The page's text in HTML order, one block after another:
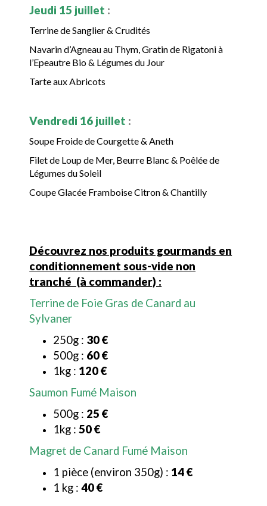
Jeudi 15 juillet :
Terrine de Sanglier & Crudités
Navarin d’Agneau au Thym, Gratin de Rigatoni à
l’Epeautre Bio & Légumes du Jour
Tarte aux Abricots
Vendredi 16 juillet :
Soupe Froide de Courgette & Aneth
Filet de Loup de Mer, Beurre Blanc & Poêlée de
Légumes du Soleil
Coupe Glacée Framboise Citron & Chantilly
Découvrez nos produits gourmands en
conditionnement sous-vide non
tranché (à commander) :
Terrine de Foie Gras de Canard au
Sylvaner
250g : 30 €
500g : 60 €
1kg : 120 €
Saumon Fumé Maison
500g : 25 €
1kg :50 €
Magret de Canard Fumé Maison
1 pièce (environ 350g) : 14 €
1 kg :40 €